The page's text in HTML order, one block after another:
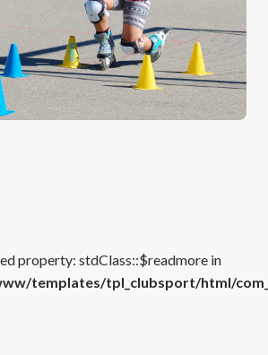
property: stdClass::$readmore in
templates/tpl_clubsport/html/